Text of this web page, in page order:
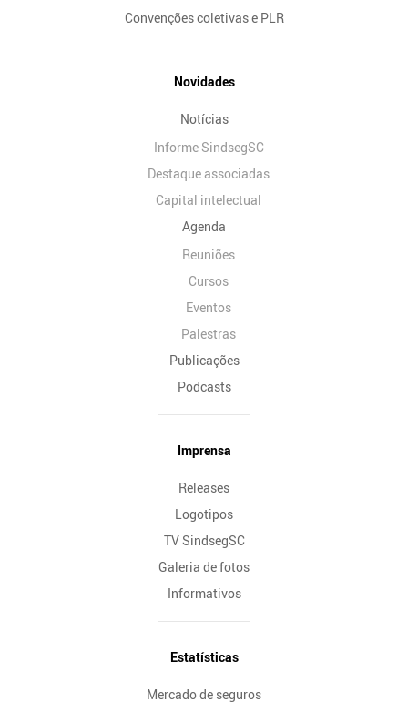
Convenções coletivas e PLR
Novidades
Notícias
Informe SindsegSC
Destaque associadas
Capital intelectual
Agenda
Reuniões
Cursos
Eventos
Palestras
Publicações
Podcasts
Imprensa
Releases
Logotipos
TV SindsegSC
Galeria de fotos
Informativos
Estatísticas
Mercado de seguros